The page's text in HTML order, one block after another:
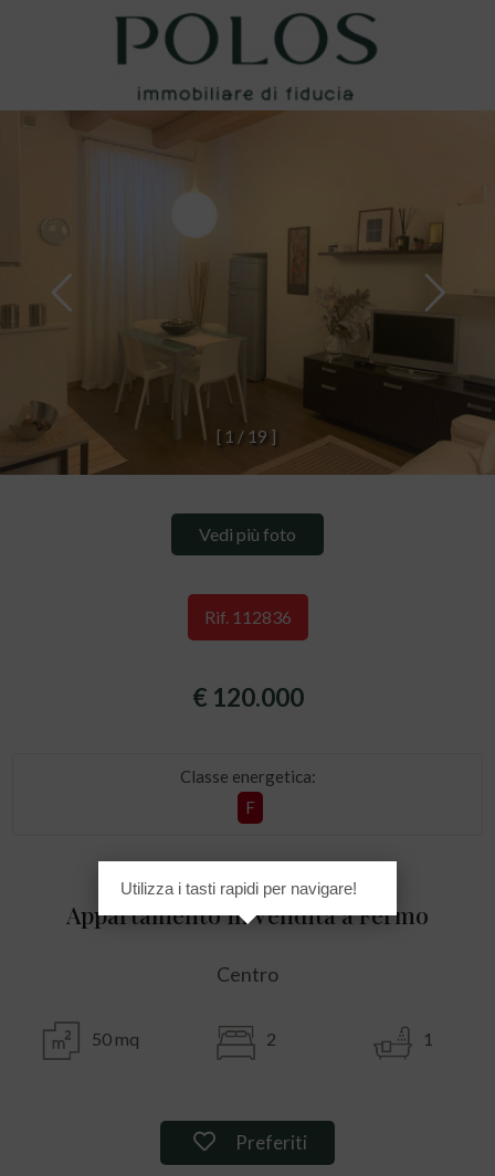
[ 1 / 1 9 ]
Vedi più foto
Rif. 112836
€ 120.000
Classe energetica:
F
Appartamento in Vendita a Fermo
Centro
50 mq 2 1
Preferiti: Rif. 112836
Preferiti
Utilizza i tasti rapidi per navigare!